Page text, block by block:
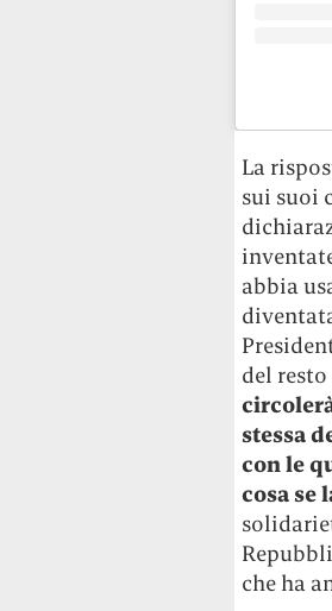
La
sui suoi
abbia
del
stessa
con le
cosa se
che ha